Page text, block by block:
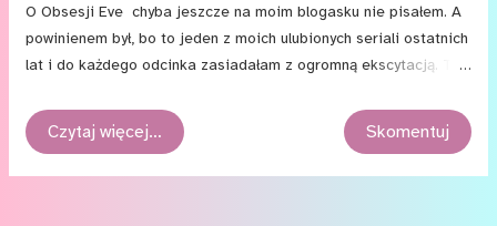
O Obsesji Eve chyba jeszcze na moim blogasku nie pisałem. A
powinienem był, bo to jeden z moich ulubionych seriali ostatnich
lat i do każdego odcinka zasiadałam z ogromną ekscytacją. To
i skomplikowanym romansem LGBT niemal zawsze stanowiło dla
mnie idealną odskocznię od codziennego życia. Na czwarty
Czytaj więcej… Skomentuj